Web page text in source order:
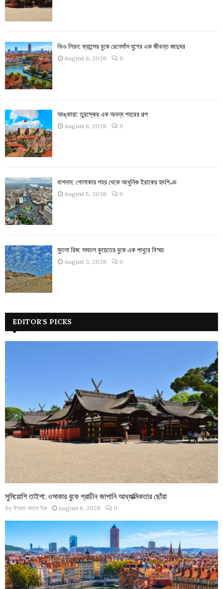
ভিও লিয়ন: ফ্রান্সের বুকে রেনেসাঁস যুগের এক জীবন্ত জাদুঘর
August 6, 2026 0
আঙ্কারা: তুরস্কের এক অনন্য শহরের গল্প
August 6, 2026 0
বাগদাদ: গোলাকার শহর থেকে আধুনিক ইরাকের হৃৎপিণ্ড
August 5, 2026 0
মুতলা রিজ: সমতল কুয়েতের বুকে এক পাথুরে বিস্ময়
August 3, 2026 0
EDITOR'S PICKS
সুমিয়োশি তাইশা: ওসাকার বুকে প্রাচীন জাপানি আধ্যাত্মিকতার ছোঁয়া
by ইসরাত জাহান ইরা August 6, 2026 0